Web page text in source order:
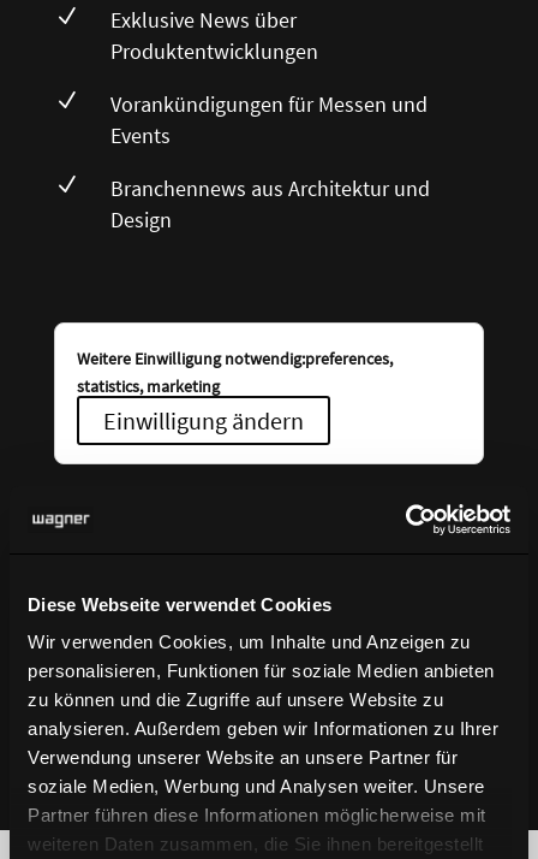
Diese Webseite verwendet Cookies
Wir verwenden Cookies, um Inhalte und Anzeigen zu
personalisieren, Funktionen für soziale Medien anbieten
zu können und die Zugriffe auf unsere Website zu
analysieren. Außerdem geben wir Informationen zu Ihrer
Verwendung unserer Website an unsere Partner für
soziale Medien, Werbung und Analysen weiter. Unsere
Partner führen diese Informationen möglicherweise mit
weiteren Daten zusammen, die Sie ihnen bereitgestellt
N
Exklusive News über
Produktentwicklungen
N
Vorankündigungen für Messen und
Events
N
Branchennews aus Architektur und
Design
Weitere Einwilligung notwendig:preferences,
statistics, marketing
Einwilligung ändern